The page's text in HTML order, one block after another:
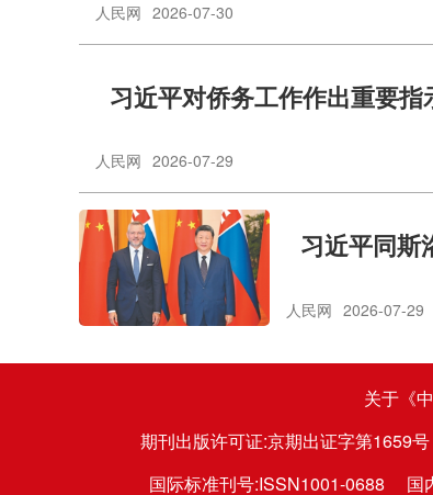
人民网 2026-07-30
习近平对侨务工作作出重要指
人民网 2026-07-29
习近平同斯
人民网 2026-07-29
关于《
期刊出版许可证:京期出证字第1659号
国际标准刊号:ISSN1001-0688
国